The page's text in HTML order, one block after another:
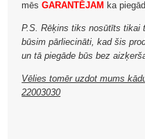
mēsGARANTĒJAM ka
P.S. Rēķins tiks nosūtīts tikai
būsim pārliecināti, kad šis
un tā piegāde būs bez
Vēlies tomēr uzdot mums
22003030